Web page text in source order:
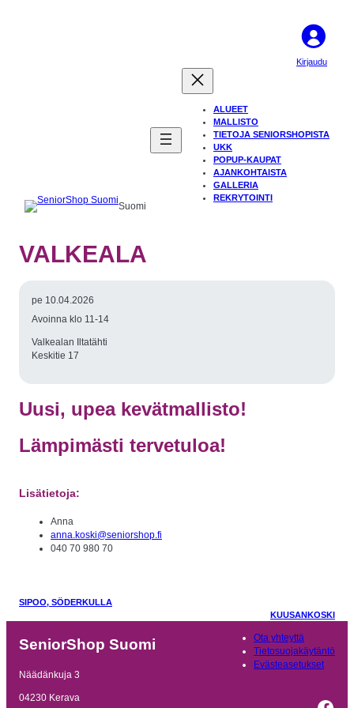
Suomi
Kirjaudu
ALUEET
MALLISTO
TIETOJA SENIORSHOPISTA
UKK
POPUP-KAUPAT
AJANKOHTAISTA
GALLERIA
REKRYTOINTI
VALKEALA
pe 10.04.2026
Avoinna klo 11-14
Valkealan Iltatähti
Keskitie 17
Uusi, upea kevätmallisto!
Lämpimästi tervetuloa!
Lisätietoja:
Anna
anna.koski@seniorshop.fi
040 70 980 70
SIPOO, SÖDERKULLA
KUUSANKOSKI
SeniorShop Suomi
Näädänkuja 3
04230 Kerava
Ota yhteyttä
Tietosuojakäytäntö
Evästeasetukset